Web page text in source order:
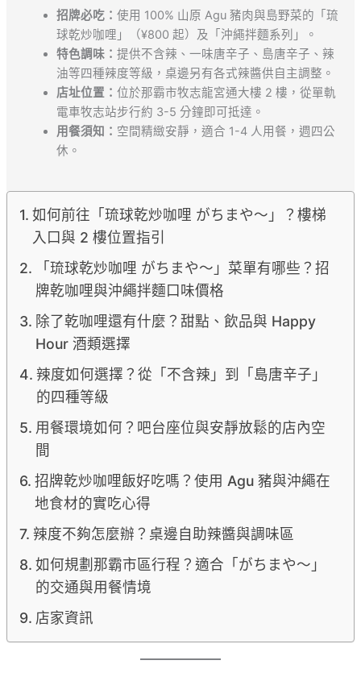
招牌必吃： 使用 100% 山原 Agu 豬肉與島野菜的「琉
球乾炒咖哩」（¥800 起）及「沖繩拌麵系列」。
特色調味： 提供不含辣、一味唐辛子、島唐辛子、辣
油等四種辣度等級，桌邊另有各式辣醬供自主調整。
店址位置： 位於那霸市牧志龍宮通大樓 2 樓，從單軌
電車牧志站步行約 3-5 分鐘即可抵達。
用餐須知： 空間精緻安靜，適合 1-4 人用餐，週四公
休。
如何前往「琉球乾炒咖哩 がちまや～」？樓梯
入口與 2 樓位置指引
「琉球乾炒咖哩 がちまや～」菜單有哪些？招
牌乾咖哩與沖繩拌麵口味價格
除了乾咖哩還有什麼？甜點、飲品與 Happy
Hour 酒類選擇
辣度如何選擇？從「不含辣」到「島唐辛子」
的四種等級
用餐環境如何？吧台座位與安靜放鬆的店內空
間
招牌乾炒咖哩飯好吃嗎？使用 Agu 豬與沖繩在
地食材的實吃心得
辣度不夠怎麼辦？桌邊自助辣醬與調味區
如何規劃那霸市區行程？適合「がちまや～」
的交通與用餐情境
店家資訊